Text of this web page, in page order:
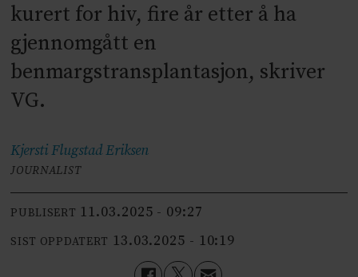
kurert for hiv, fire år etter å ha
gjennomgått en
benmargstransplantasjon, skriver
VG.
Kjersti FlugstadEriksen
JOURNALIST
PUBLISERT 11.03.2025 - 09:27
SIST OPPDATERT 13.03.2025 - 10:19